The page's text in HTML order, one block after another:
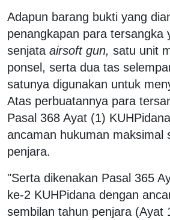
Adapun barang bukti yang
penangkapan para tersangka
senjata airsoft gun, satu unit
ponsel, serta dua tas
satunya digunakan untuk
Atas perbuatannya para
Pasal 368 Ayat (1)
ancaman hukuman maksimal
penjara.
"Serta dikenakan Pasal 365
ke-2 KUHPidana dengan
sembilan tahun penjara (Ayat